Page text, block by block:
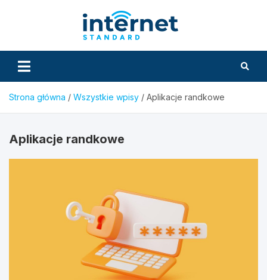
Strona główna Wszystkie wpisy Aplikacje randkowe
Aplikacje randkowe